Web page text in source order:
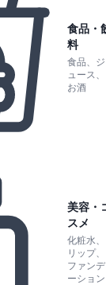
食品・
料
食品、ジ
ュース、
お酒
美容・
スメ
化粧水、
リップ、
ファンデ
ーション